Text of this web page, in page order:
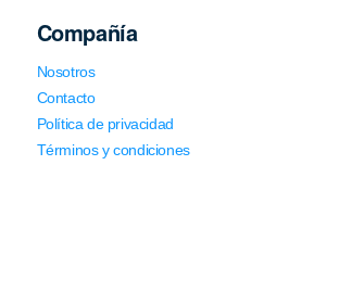
Compañía
Nosotros
Contacto
Política de privacidad
Términos y condiciones